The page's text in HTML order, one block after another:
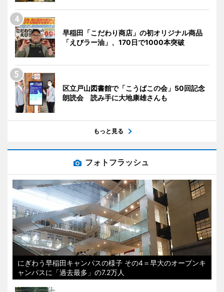
早稲田「こだわり商店」の初オリジナル商品
「えびラー油」、170日で1000本突破
区立戸山図書館で「こうばこの会」50回記念
朗読会 読み手に大地康雄さんも
もっと見る
フォトフラッシュ
にぎわう早稲田キャンパスの様子 その4＝早大のオープンキ
ャンパスに「過去最多」の7.2万人